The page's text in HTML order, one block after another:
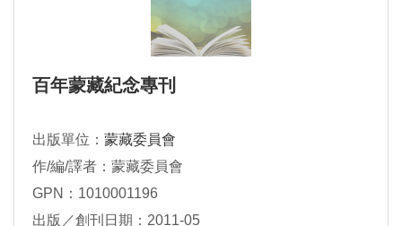
百年蒙藏紀念專刊
出版單位： 蒙藏委員會
作/編/譯者：蒙藏委員會
GPN：1010001196
出版／創刊日期：2011-05